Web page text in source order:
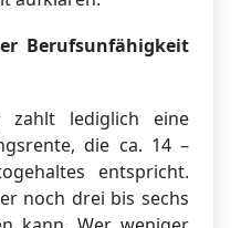
Berufsunfähigkeit
zahlt lediglich eine
die ca. 14 –
entspricht.
noch drei bis sechs